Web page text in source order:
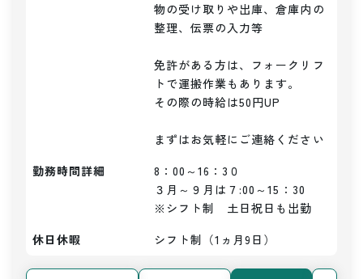
物の受け取りや出庫、倉庫内の
整理、伝票の入力等
免許がある方は、フォークリフ
トで運搬作業もあります。
その際の時給は50円UP
まずはお気軽にご連絡ください
勤務時間詳細
8：00～16：3０
３月～９月は７:00～15：30
※シフト制　土日祝日も出勤
休日休暇
シフト制（1ヵ月9日）